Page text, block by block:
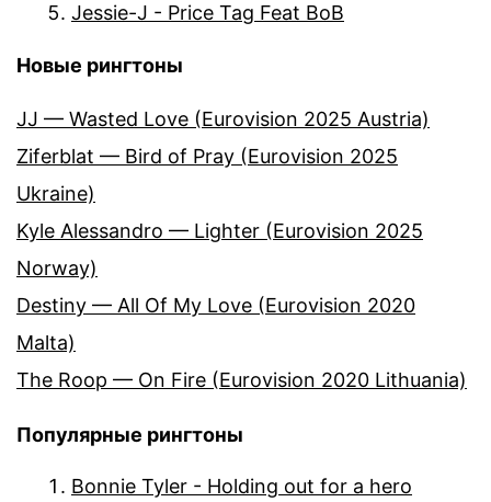
Jessie-J - Price Tag Feat BoB
Новые рингтоны
JJ — Wasted Love (Eurovision 2025 Austria)
Ziferblat — Bird of Pray (Eurovision 2025
Ukraine)
Kyle Alessandro — Lighter (Eurovision 2025
Norway)
Destiny — All Of My Love (Eurovision 2020
Malta)
The Roop — On Fire (Eurovision 2020 Lithuania)
Популярные рингтоны
Bonnie Tyler - Holding out for a hero